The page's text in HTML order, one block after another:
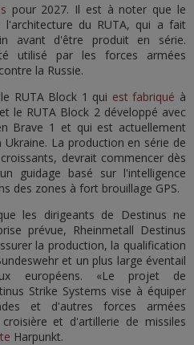
pour 2027. Il est à noter que le
du RUTA, qui a fait
avant d'être produit en série.
utilisé par les forces armées
la Russie.
RUTA Block 1 qui est fabriqué à
le RUTA Block 2 développé avec
Brave 1 et qui est actuellement
La production en série de
devrait commencer dès
guidage basé sur l'intelligence
des zones à fort brouillage GPS.
les dirigeants de Destinus ne
prévue, Rheinmetall Destinus
la production, la qualification
et un plus large éventail
européens. «Le projet de
Strike Systems vise à équiper
et d'autres forces armées
et d'artillerie de missiles
Harpunkt.